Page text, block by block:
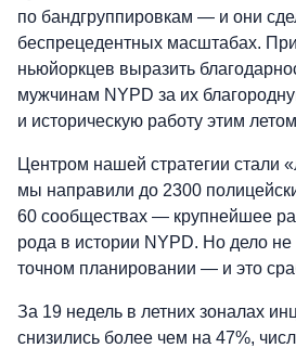
по бандгруппировкам — и они
беспрецедентных масштабах.
ньюйоркцев выразить
мужчинам NYPD за их
и историческую работу этим
Центром нашей стратегии стали
мы направили до 2300
60 сообществах — крупнейшее
рода в истории NYPD. Но дело
точном планировании — и это
За 19 недель в летних зоналах
снизились более чем на 47%,